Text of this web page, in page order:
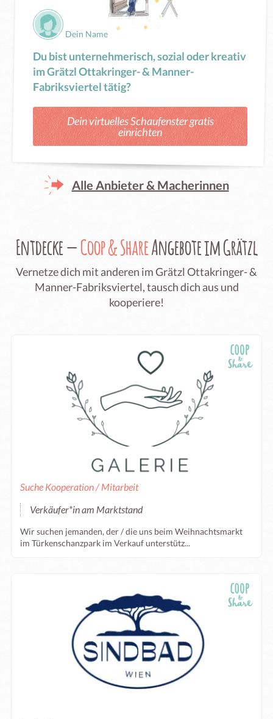
Dein Name
Du bist unternehmerisch, sozial oder kreativ
im Grätzl Ottakringer- & Manner-
Fabriksviertel tätig?
Dein virtuelles Schaufenster gratis
einrichten
Alle Anbieter & Macherinnen
Entdecke —Coop & ShareAngebote im Grätzl
Vernetze dich mit anderen im Grätzl Ottakringer- &
Manner-Fabriksviertel, tausch dich aus und
kooperiere!
Suche Kooperation / Mitarbeit
Verkäufer*in am Marktstand
Wir suchen jemanden, der / die uns beim Weihnachtsmarkt
im Türkenschanzpark im Verkauf unterstütz...